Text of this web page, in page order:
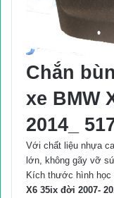
Chắn
xe BMW
2014_
Với chất liệu nhựa
lớn, không gãy vỡ
Kích thước hình học
X6 35ix đời 2007-